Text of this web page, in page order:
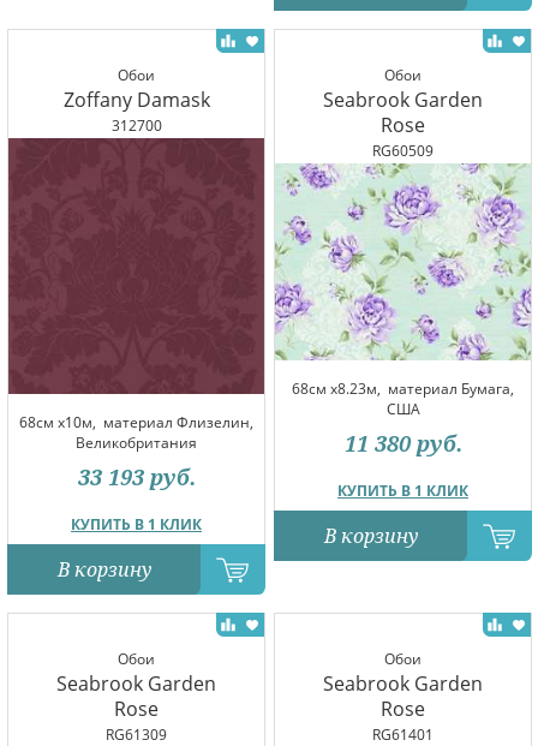
Обои
Zoffany Damask
312700
68см x10м, материал Флизелин,
Великобритания
КУПИТЬ В 1 КЛИК
33 193 руб.
В корзину
Обои
Seabrook Garden
Rose
RG60509
68см x8.23м, материал Бумага,
США
КУПИТЬ В 1 КЛИК
11 380 руб.
В корзину
Обои
Seabrook Garden
Rose
RG61309
Обои
Seabrook Garden
Rose
RG61401